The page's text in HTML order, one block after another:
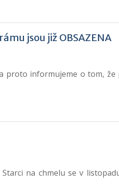
jsou již OBSAZENA
proto informujeme o tom,
na chmelu se v